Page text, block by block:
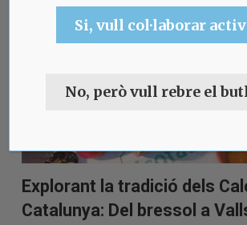
conversesacatalunya
Explorant la tradició dels
Catalunya: Del bressol a
Si, vull col·laborar
No, però vull rebre el